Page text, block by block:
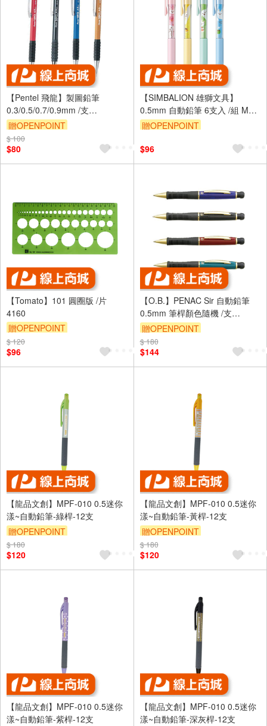
【Pentel 飛龍】製圖鉛筆
0.3/0.5/0.7/0.9mm /支
A313/5/7/9 - A319 0.9mm
贈OPENPOINT
$ 100
$80
【SIMBALION 雄獅文具】
0.5mm 自動鉛筆 6支入 /組 MP-
112 - 多款可選
贈OPENPOINT
$96
【Tomato】101 圓圈版 /片
4160
贈OPENPOINT
$ 120
$96
【O.B.】PENAC Sir 自動鉛筆
0.5mm 筆桿顏色隨機 /支
SC0202
贈OPENPOINT
$ 180
$144
【龍品文創】MPF-010 0.5迷你
漾~自動鉛筆-綠桿-12支
贈OPENPOINT
$ 180
$120
【龍品文創】MPF-010 0.5迷你
漾~自動鉛筆-黃桿-12支
贈OPENPOINT
$ 180
$120
【龍品文創】MPF-010 0.5迷你
漾~自動鉛筆-紫桿-12支
【龍品文創】MPF-010 0.5迷你
漾~自動鉛筆-深灰桿-12支